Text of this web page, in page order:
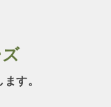
す。